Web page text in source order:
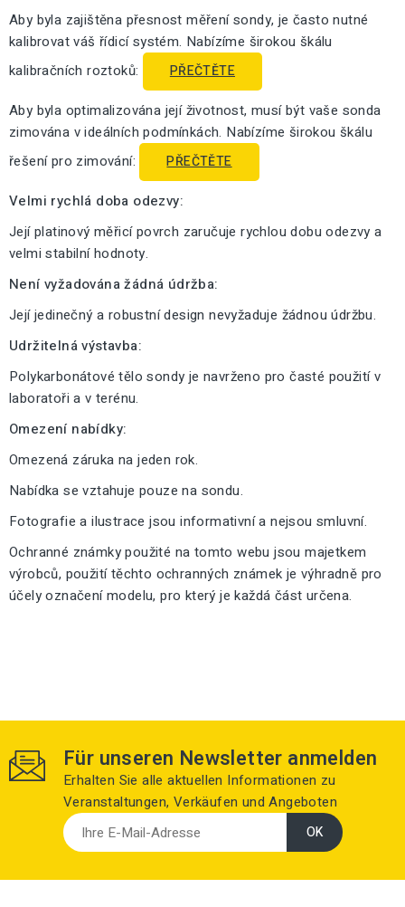
Aby byla zajištěna přesnost měření sondy, je často nutné
kalibrovat váš řídicí systém. Nabízíme širokou škálu
kalibračních roztoků:
PŘEČTĚTE
Aby byla optimalizována její životnost, musí být vaše sonda
zimována v ideálních podmínkách. Nabízíme širokou škálu
řešení pro zimování:
PŘEČTĚTE
Velmi rychlá doba odezvy:
Její platinový měřicí povrch zaručuje rychlou dobu odezvy a
velmi stabilní hodnoty.
Není vyžadována žádná údržba:
Její jedinečný a robustní design nevyžaduje žádnou údržbu.
Udržitelná výstavba:
Polykarbonátové tělo sondy je navrženo pro časté použití v
laboratoři a v terénu.
Omezení nabídky:
Omezená záruka na jeden rok.
Nabídka se vztahuje pouze na sondu.
Fotografie a ilustrace jsou informativní a nejsou smluvní.
Ochranné známky použité na tomto webu jsou majetkem
výrobců, použití těchto ochranných známek je výhradně pro
účely označení modelu, pro který je každá část určena.
Für unseren Newsletter anmelden
Erhalten Sie alle aktuellen Informationen zu
Veranstaltungen, Verkäufen und Angeboten